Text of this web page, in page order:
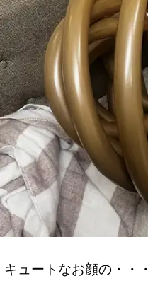
キュートなお顔の・・・